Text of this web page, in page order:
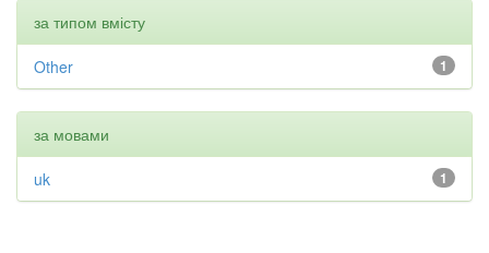
за типом вмісту
1
Other
за мовами
1
uk